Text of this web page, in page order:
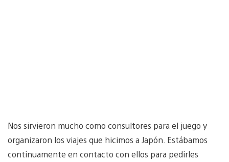
Nos sirvieron mucho como consultores para el juego y
organizaron los viajes que hicimos a Japón. Estábamos
continuamente en contacto con ellos para pedirles